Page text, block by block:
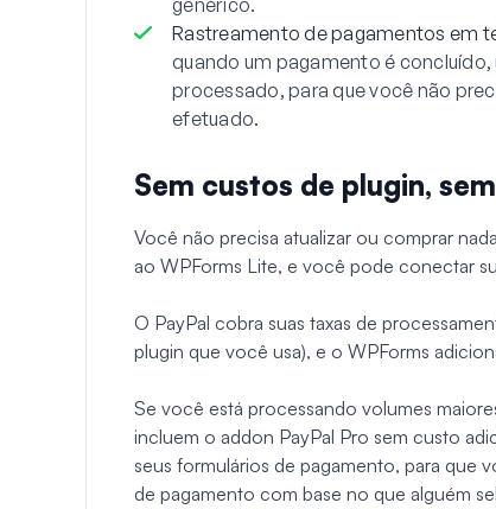
Rastreamento de pagamentos em
quando um pagamento é
processado, para que você não
efetuado.
Sem custos de plugin,
Você não precisa atualizar ou comprar
ao WPForms Lite, e você pode conectar
O PayPal cobra suas taxas de
plugin que você usa), e o WPForms
Se você está processando volumes
incluem o addon PayPal Pro sem custo
seus formulários de pagamento, para que
de pagamento com base no que alguém